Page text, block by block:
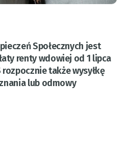
Społecznych jest
renty wdowiej od 1 lipca
rozpocznie także wysyłkę
lub odmowy